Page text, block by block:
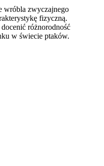
wróbla zwyczajnego
fizyczną.
różnorodność
w świecie ptaków.